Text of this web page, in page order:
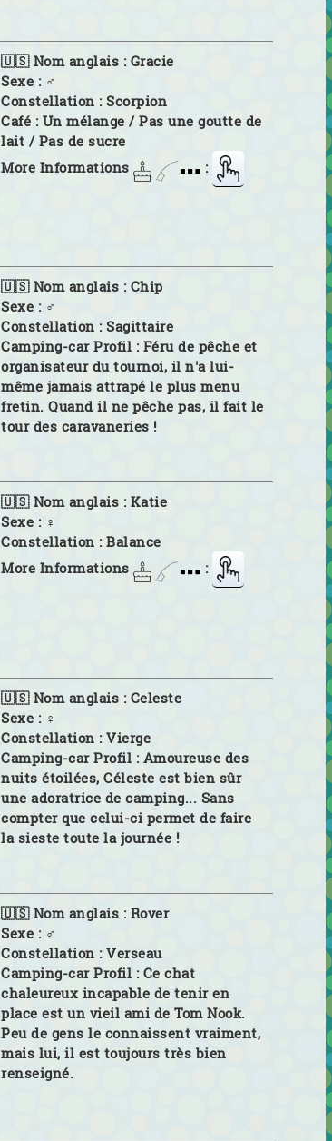
🇺🇸 Nom anglais : Gracie
Sexe : ♂
Constellation : Scorpion
Café : Un mélange / Pas une goutte de
lait / Pas de sucre
More Informations
:
🇺🇸 Nom anglais : Chip
Sexe : ♂
Constellation : Sagittaire
Camping-car Profil : Féru de pêche et
organisateur du tournoi, il n'a lui-
même jamais attrapé le plus menu
fretin. Quand il ne pêche pas, il fait le
tour des caravaneries !
🇺🇸 Nom anglais : Katie
Sexe : ♀
Constellation :Balance
More Informations :
🇺🇸 Nom anglais : Celeste
Sexe : ♀
Constellation :Vierge
Camping-car Profil : Amoureuse des
nuits étoilées, Céleste est bien sûr
une adoratrice de camping... Sans
compter que celui-ci permet de faire
la sieste toute la journée !
🇺🇸 Nom anglais : Rover
Sexe : ♂
Constellation :Verseau
Camping-car Profil : Ce chat
chaleureux incapable de tenir en
place est un vieil ami de Tom Nook.
Peu de gens le connaissent vraiment,
mais lui, il est toujours très bien
renseigné.